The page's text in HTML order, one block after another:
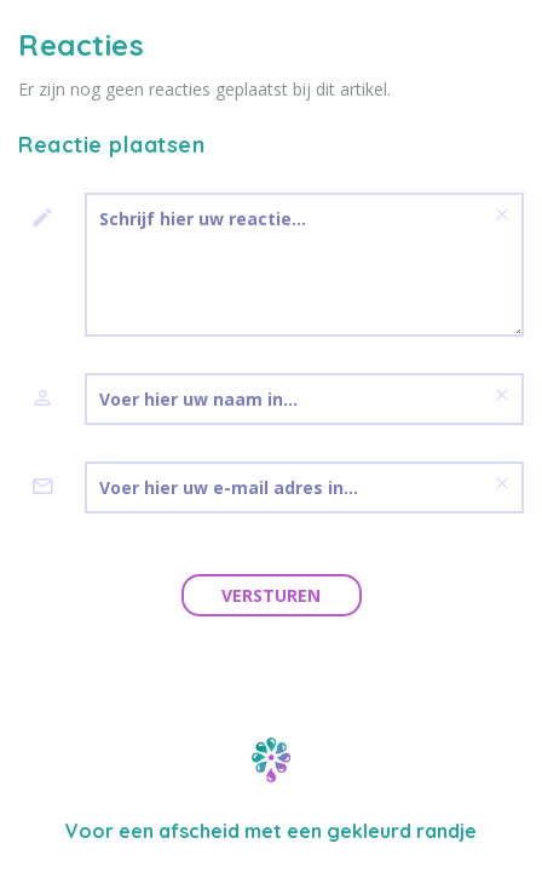
Reacties
Er zijn nog geen reacties geplaatst bij dit artikel.
Reactie plaatsen
VERSTUREN
Voor een afscheid met een gekleurd randje